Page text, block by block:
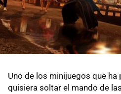
Uno de los minijuegos que ha
quisiera soltar el mando de